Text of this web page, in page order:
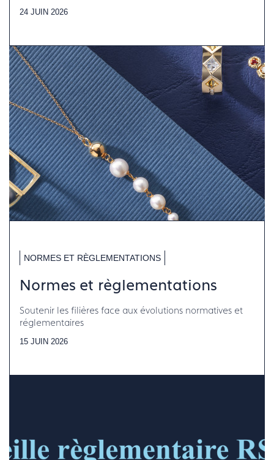
24 JUIN 2026
NORMES ET RÈGLEMENTATIONS
Normes et règlementations
Soutenir les filières face aux évolutions normatives et
réglementaires
15 JUIN 2026